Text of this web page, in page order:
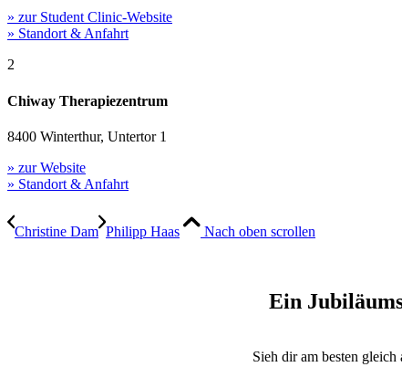
» zur Student Clinic-Website
» Standort & Anfahrt
2
Chiway Therapiezentrum
8400 Winterthur, Untertor 1
» zur Website
» Standort & Anfahrt
Christine Dam Philipp Haas Nach oben scrollen
Ein
Sieh dir am besten